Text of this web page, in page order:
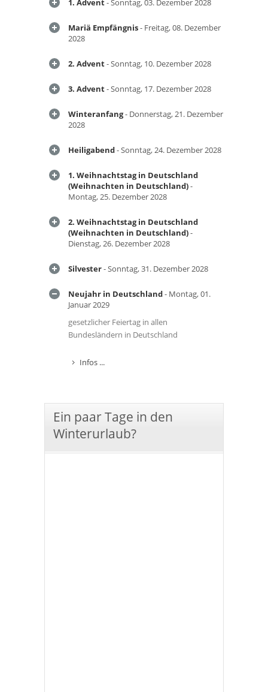
1. Advent- Sonntag, 03. Dezember 2028
Mariä Empfängnis- Freitag, 08. Dezember
2028
2. Advent- Sonntag, 10. Dezember 2028
3. Advent- Sonntag, 17. Dezember 2028
Winteranfang- Donnerstag, 21. Dezember
2028
Heiligabend- Sonntag, 24. Dezember 2028
1. Weihnachtstag in Deutschland
(Weihnachten in Deutschland)-
Montag, 25. Dezember 2028
2. Weihnachtstag in Deutschland
(Weihnachten in Deutschland)-
Dienstag, 26. Dezember 2028
Silvester- Sonntag, 31. Dezember 2028
Neujahr in Deutschland- Montag, 01.
Januar 2029
gesetzlicher Feiertag in allen
Bundesländern in Deutschland
Infos ...
Ein paar Tage in den
Winterurlaub?